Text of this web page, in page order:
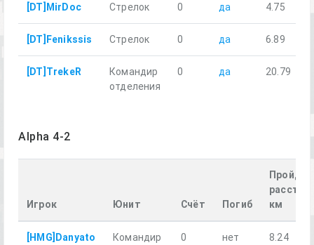
[DT]MirDoc Стрелок 0 да 4.75
[DT]Fenikssis Стрелок 0 да 6.89
[DT]TrekeR
Командир
отделения
0 да 20.79
Alpha 4-2
Игрок Юнит Счёт Погиб
км
[HMG]Danyato
Командир
0 нет 8.24